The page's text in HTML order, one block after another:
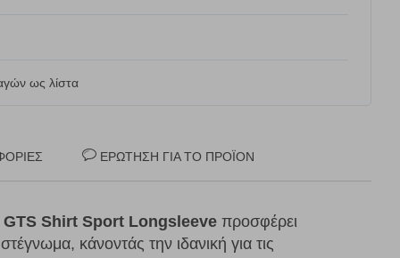
ως λίστα
ΕΡΏΤΗΣΗ ΓΙΑ ΤΟ ΠΡΟΪΌΝ
GTS Shirt Sport Longsleeveπροσφέρει
κάνοντάς την ιδανική για τις